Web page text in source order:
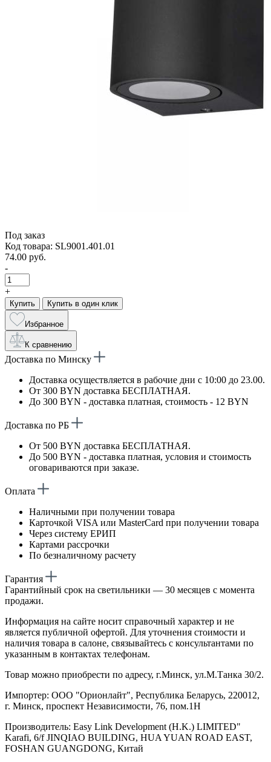
Под заказ
Код товара: SL9001.401.01
74.00 руб.
-
+
Купить Купить в один клик
Избранное
К сравнению
Доставка по Минску
Доставка осуществляется в рабочие дни с 10:00 до 23.00.
От 300 BYN доставка БЕСПЛАТНАЯ.
До 300 BYN - доставка платная, стоимость - 12 BYN
Доставка по РБ
От 500 BYN доставка БЕСПЛАТНАЯ.
До 500 BYN - доставка платная, условия и стоимость
оговариваются при заказе.
Оплата
Наличными при получении товара
Карточкой VISA или MasterCard при получении товара
Через систему ЕРИП
Картами рассрочки
По безналичному расчету
Гарантия
Гарантийный срок на светильники — 30 месяцев с момента
продажи.
Информация на сайте носит справочный характер и не
является публичной офертой. Для уточнения стоимости и
наличия товара в салоне, связывайтесь с консультантами по
указанным в контактах телефонам.
Товар можно приобрести по адресу, г.Минск, ул.М.Танка 30/2.
Импортер: ООО "Орионлайт", Республика Беларусь, 220012,
г. Минск, проспект Независимости, 76, пом.1Н
Производитель: Easy Link Development (H.K.) LIMITED"
Karafi, 6/f JINQIAO BUILDING, HUA YUAN ROAD EAST,
FOSHAN GUANGDONG, Китай